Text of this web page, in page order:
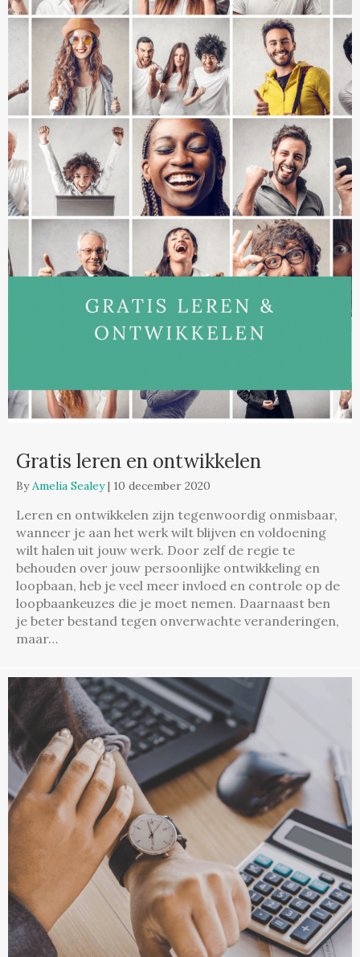
Gratis leren en ontwikkelen
ByAmelia Sealey | 10 december 2020
Leren en ontwikkelen zijn tegenwoordig onmisbaar,
wanneer je aan het werk wilt blijven en voldoening
wilt halen uit jouw werk. Door zelf de regie te
behouden over jouw persoonlijke ontwikkeling en
loopbaan, heb je veel meer invloed en controle op de
loopbaankeuzes die je moet nemen. Daarnaast ben
je beter bestand tegen onverwachte veranderingen,
maar…